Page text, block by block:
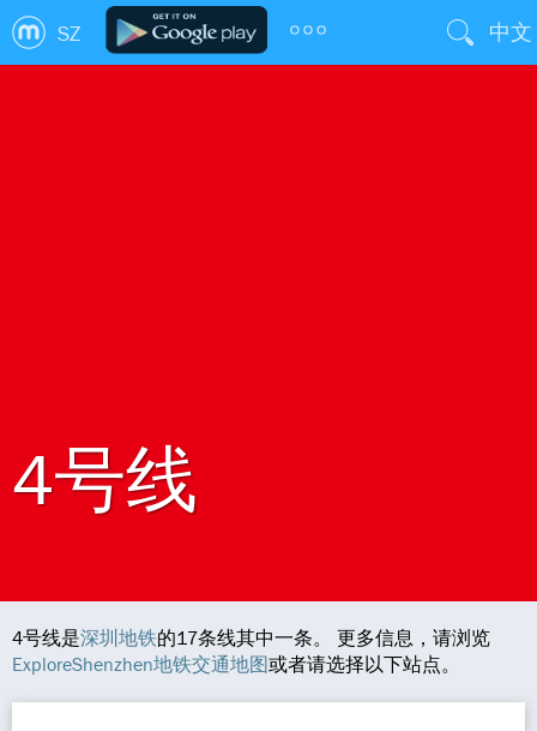
SZ 中文
4号线
4号线是深圳地铁的17条线其中一条。 更多信息，请浏览
ExploreShenzhen地铁交通地图或者请选择以下站点。